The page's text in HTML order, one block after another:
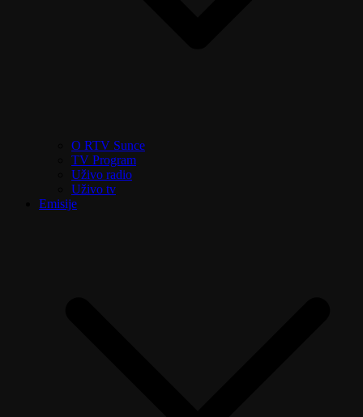
O RTV Sunce
TV Program
Uživo radio
Uživo tv
Emisije